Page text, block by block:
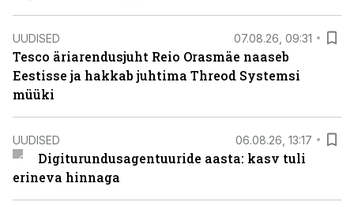
UUDISED 07.08.26, 09:31
Tesco äriarendusjuht Reio Orasmäe naaseb
Eestisse ja hakkab juhtima Threod Systemsi
müüki
UUDISED 06.08.26, 13:17
Digiturundusagentuuride aasta: kasv tuli
erineva hinnaga